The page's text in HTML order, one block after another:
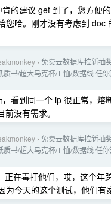
肯的建议 get 到了，您方便
您哈。刚才没有考虑到 doc
› 免费云数据库拉新抽
书/超大马克杯/T 恤/数据线 任
看到同一个 ip 很正常，熔
没有需求。
› 免费云数据库拉新抽
书/超大马克杯/T 恤/数据线 任
正在毒打他们，哎，这个年
为今天的这个测试，他们有